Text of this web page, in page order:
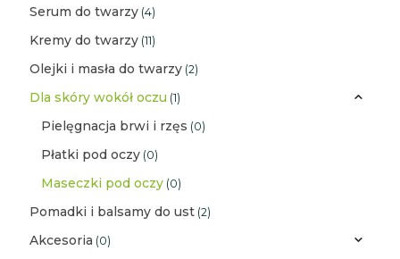
Serum do twarzy (4)
Kremy do twarzy (11)
Olejki i masła do twarzy (2)
Dla skóry wokół oczu (1)
Pielęgnacja brwi i rzęs (0)
Płatki pod oczy (0)
Maseczki pod oczy (0)
Pomadki i balsamy do ust (2)
Akcesoria (0)